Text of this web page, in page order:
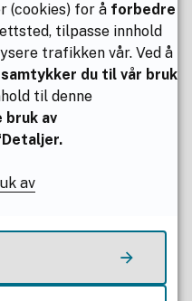
og ta gjerne
til Anne-Line og
(cookies) for å forbedre
tilpasse innhold
trafikken vår. Ved å
samtykker du til vår bruk
til denne
bruk av
av